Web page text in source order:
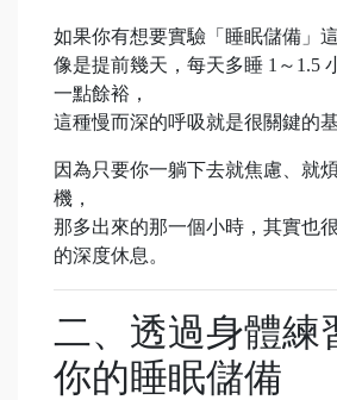
如果你有想要實驗「睡眠儲備」這
像是提前幾天，每天多睡 1～1.5
一點餘裕，
這種慢而深的呼吸就是很關鍵的基
因為只要你一躺下去就焦慮、就
機，
那多出來的那一個小時，其實也
的深度休息。
二、透過身體練
你的睡眠儲備